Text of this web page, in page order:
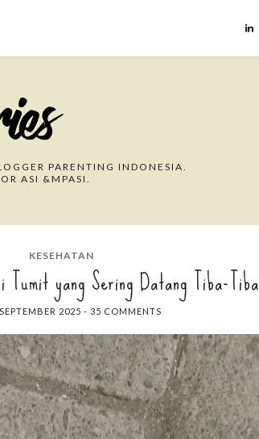
PARENTING INDONESIA.
ASI &MPASI.
KESEHATAN
yang Sering Datang Tiba-Tiba
2025 - 35 COMMENTS